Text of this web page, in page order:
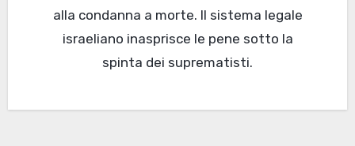
alla condanna a morte. Il sistema legale
israeliano inasprisce le pene sotto la
spinta dei suprematisti.